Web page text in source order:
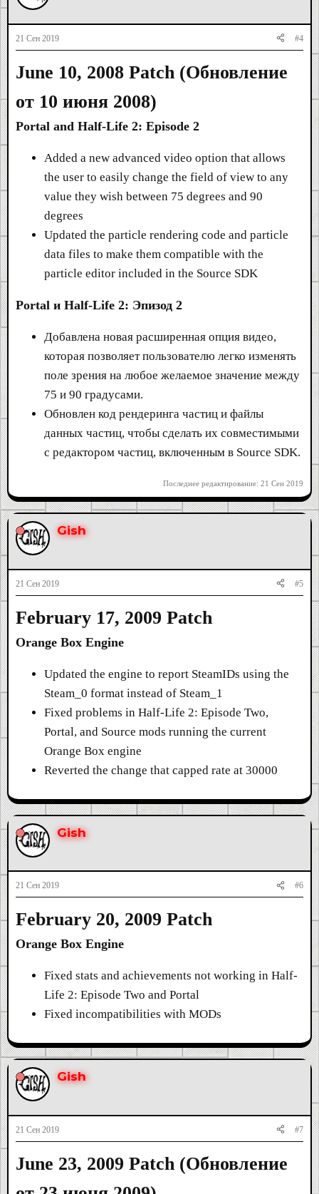
21 Сен 2019 #4
June 10, 2008 Patch (Обновление
от 10 июня 2008)
Portal and Half-Life 2: Episode 2
Added a new advanced video option that allows
the user to easily change the field of view to any
value they wish between 75 degrees and 90
degrees
Updated the particle rendering code and particle
data files to make them compatible with the
particle editor included in the Source SDK
Portal и Half-Life 2: Эпизод 2
Добавлена новая расширенная опция видео,
которая позволяет пользователю легко изменять
поле зрения на любое желаемое значение между
75 и 90 градусами.
Обновлен код рендеринга частиц и файлы
данных частиц, чтобы сделать их совместимыми
с редактором частиц, включенным в Source SDK.
Последнее редактирование: 21 Сен 2019
Gish
21 Сен 2019 #5
February 17, 2009 Patch
Orange Box Engine
Updated the engine to report SteamIDs using the
Steam_0 format instead of Steam_1
Fixed problems in Half-Life 2: Episode Two,
Portal, and Source mods running the current
Orange Box engine
Reverted the change that capped rate at 30000
Gish
21 Сен 2019 #6
February 20, 2009 Patch
Orange Box Engine
Fixed stats and achievements not working in Half-
Life 2: Episode Two and Portal
Fixed incompatibilities with MODs
Gish
21 Сен 2019 #7
June 23, 2009 Patch (Обновление